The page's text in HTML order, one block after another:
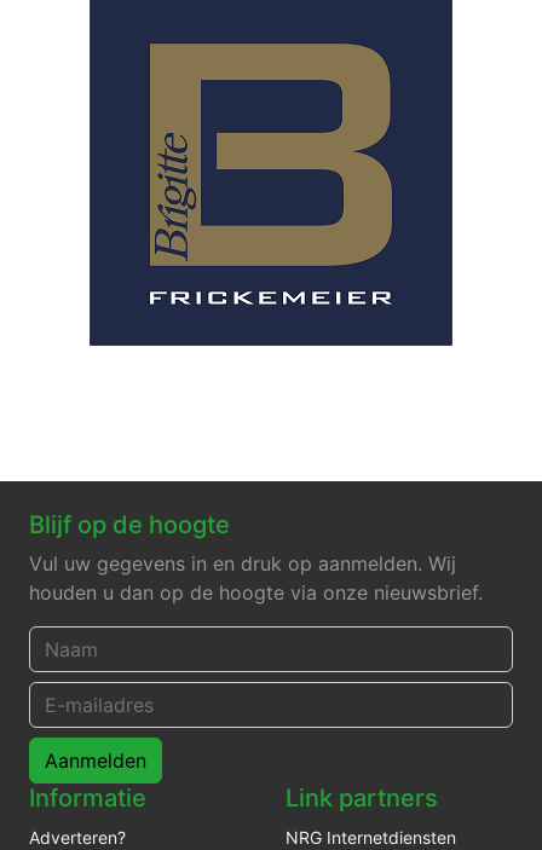
Blijf op de hoogte
Vul uw gegevens in en druk op aanmelden. Wij
houden u dan op de hoogte via onze nieuwsbrief.
Aanmelden
Informatie
Adverteren?
Link partners
NRG Internetdiensten